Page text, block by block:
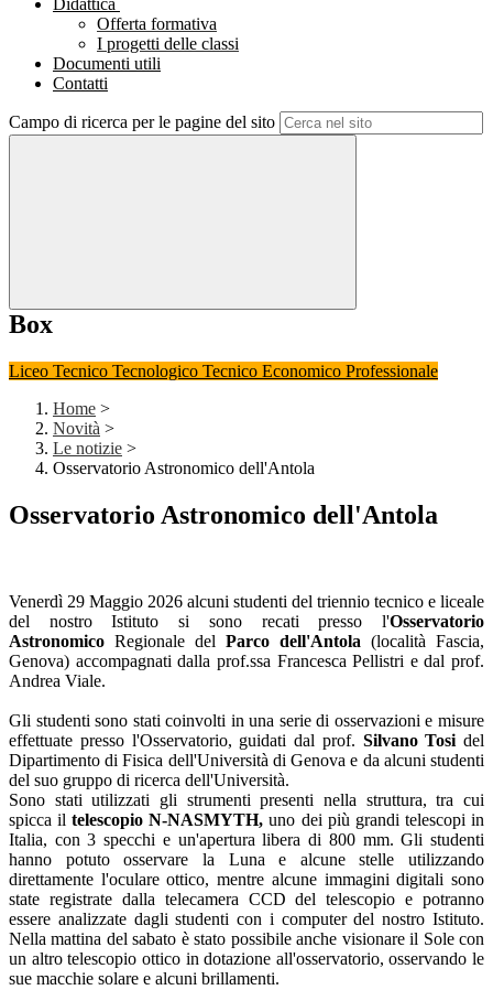
Didattica
Offerta formativa
I progetti delle classi
Documenti utili
Contatti
Campo di ricerca per le pagine del sito
Box
Liceo Tecnico Tecnologico Tecnico Economico Professionale
Home >
Novità >
Le notizie >
Osservatorio Astronomico dell'Antola
Osservatorio Astronomico dell'Antola
Venerdì 29 Maggio 2026 alcuni studenti del triennio tecnico e liceale
del nostro Istituto si sono recati presso l'Osservatorio
Astronomico Regionale del Parco dell'Antola (località Fascia,
Genova) accompagnati dalla prof.ssa Francesca Pellistri e dal prof.
Andrea Viale.
Gli studenti sono stati coinvolti in una serie di osservazioni e misure
effettuate presso l'Osservatorio, guidati dal prof. Silvano Tosi del
Dipartimento di Fisica dell'Università di Genova e da alcuni studenti
del suo gruppo di ricerca dell'Università.
Sono stati utilizzati gli strumenti presenti nella struttura, tra cui
spicca iltelescopio N-NASMYTH, uno dei più grandi telescopi in
Italia, con 3 specchi e un'apertura libera di 800 mm. Gli studenti
hanno potuto osservare la Luna e alcune stelle utilizzando
direttamente l'oculare ottico, mentre alcune immagini digitali sono
state registrate dalla telecamera CCD del telescopio e potranno
essere analizzate dagli studenti con i computer del nostro Istituto.
Nella mattina del sabato è stato possibile anche visionare il Sole con
un altro telescopio ottico in dotazione all'osservatorio, osservando le
sue macchie solare e alcuni brillamenti.